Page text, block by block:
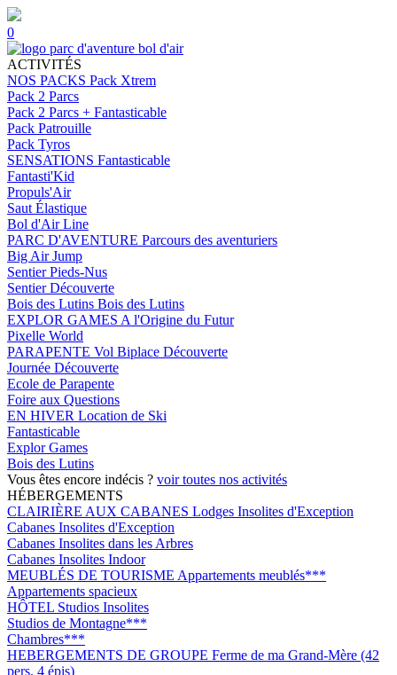
0
ACTIVITÉS
NOS PACKS Pack Xtrem
Pack 2 Parcs
Pack 2 Parcs + Fantasticable
Pack Patrouille
Pack Tyros
SENSATIONS Fantasticable
Fantasti'Kid
Propuls'Air
Saut Élastique
Bol d'Air Line
PARC D'AVENTURE Parcours des aventuriers
Big Air Jump
Sentier Pieds-Nus
Sentier Découverte
Bois des Lutins Bois des Lutins
EXPLOR GAMES A l'Origine du Futur
Pixelle World
PARAPENTE Vol Biplace Découverte
Journée Découverte
Ecole de Parapente
Foire aux Questions
EN HIVER Location de Ski
Fantasticable
Explor Games
Bois des Lutins
Vous êtes encore indécis ? voir toutes nos activités
HÉBERGEMENTS
CLAIRIÈRE AUX CABANES Lodges Insolites d'Exception
Cabanes Insolites d'Exception
Cabanes Insolites dans les Arbres
Cabanes Insolites Indoor
MEUBLÉS DE TOURISME Appartements meublés***
Appartements spacieux
HÔTEL Studios Insolites
Studios de Montagne***
Chambres***
HEBERGEMENTS DE GROUPE Ferme de ma Grand-Mère (42
pers. 4 épis)